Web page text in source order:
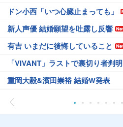
ドン小西「いつ心臓止まっても」
新人声優 結婚願望を吐露し反響
有吉 いまだに後悔していること
「VIVANT」ラストで裏切り者判明
重岡大毅&濱田崇裕 結婚W発表